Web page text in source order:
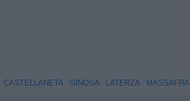
CASTELLANETA GINOSA LATERZA MASSAFRA